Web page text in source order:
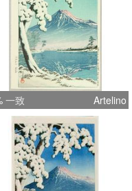
一致 Artelino